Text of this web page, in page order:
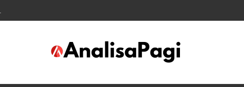
Resmi Memulai Era Baru sebagai Manajer Newcastle